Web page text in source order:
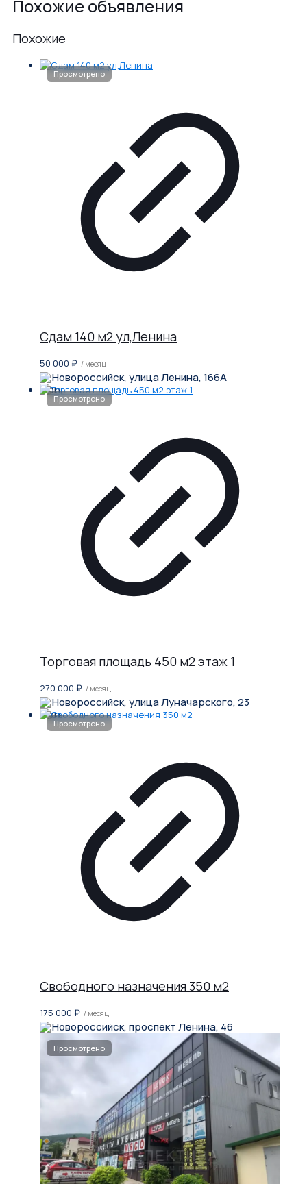
Похожие объявления
Похожие
Сдам 140 м2 ул,Ленина
50 000 ₽ / месяц
Новороссийск, улица Ленина, 166А
Торговая площадь 450 м2 этаж 1
270 000 ₽ / месяц
Новороссийск, улица Луначарского, 23
Свободного назначения 350 м2
175 000 ₽ / месяц
Новороссийск, проспект Ленина, 46